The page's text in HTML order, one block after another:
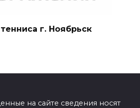
г. Ноябрьск
на сайте сведения носят